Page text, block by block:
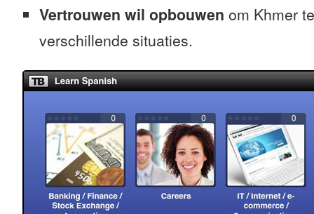
Vertrouwen wil opbouwen om Khmer
verschillende situaties.